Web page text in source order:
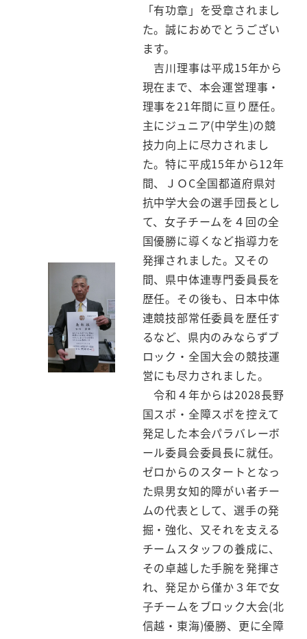
「有功章」を受章されまし
た。誠におめでとうござい
ます。
吉川理事は平成15年から
現在まで、本会運営理事・
理事を21年間に亘り歴任。
主にジュニア(中学生)の競
技力向上に尽力されまし
た。特に平成15年から12年
間、ＪＯC全国都道府県対
抗中学大会の選手団長とし
て、女子チームを４回の全
国優勝に導くなど指導力を
発揮されました。又その
間、県中体連専門委員長を
歴任。その後も、日本中体
連競技部常任委員を歴任す
るなど、県内のみならずブ
ロック・全国大会の競技運
営にも尽力されました。
令和４年からは2028長野
国スポ・全障スポを控えて
発足した本会パラバレーボ
ール委員会委員長に就任。
ゼロからのスタートとなっ
た県男女知的障がい者チー
ムの代表として、選手の発
掘・強化、又それを支える
チームスタッフの養成に、
その卓越した手腕を発揮さ
れ、発足から僅か３年で女
子チームをブロック大会(北
信越・東海)優勝、更に全障